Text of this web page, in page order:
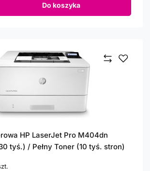
Do koszyka
HP LaserJet Pro M404dn
tyś.) / Pełny Toner (10 tyś. stron)